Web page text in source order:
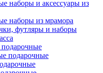
наборы и аксессуары из
наборы из мрамора
футляры и наборы
подарочные